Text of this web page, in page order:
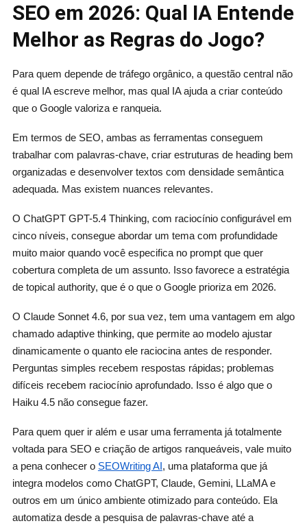
SEO em 2026: Qual IA Entende
Melhor as Regras do Jogo?
Para quem depende de tráfego orgânico, a questão central não
é qual IA escreve melhor, mas qual IA ajuda a criar conteúdo
que o Google valoriza e ranqueia.
Em termos de SEO, ambas as ferramentas conseguem
trabalhar com palavras-chave, criar estruturas de heading bem
organizadas e desenvolver textos com densidade semântica
adequada. Mas existem nuances relevantes.
O ChatGPT GPT-5.4 Thinking, com raciocínio configurável em
cinco níveis, consegue abordar um tema com profundidade
muito maior quando você especifica no prompt que quer
cobertura completa de um assunto. Isso favorece a estratégia
de topical authority, que é o que o Google prioriza em 2026.
O Claude Sonnet 4.6, por sua vez, tem uma vantagem em algo
chamado adaptive thinking, que permite ao modelo ajustar
dinamicamente o quanto ele raciocina antes de responder.
Perguntas simples recebem respostas rápidas; problemas
difíceis recebem raciocínio aprofundado. Isso é algo que o
Haiku 4.5 não consegue fazer.
Para quem quer ir além e usar uma ferramenta já totalmente
voltada para SEO e criação de artigos ranqueáveis, vale muito
a pena conhecer o SEOWriting AI, uma plataforma que já
integra modelos como ChatGPT, Claude, Gemini, LLaMA e
outros em um único ambiente otimizado para conteúdo. Ela
automatiza desde a pesquisa de palavras-chave até a